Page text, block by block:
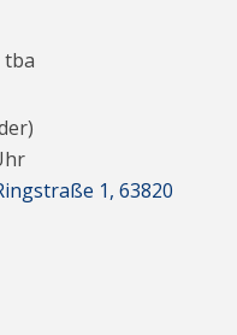
tba
1, 63820